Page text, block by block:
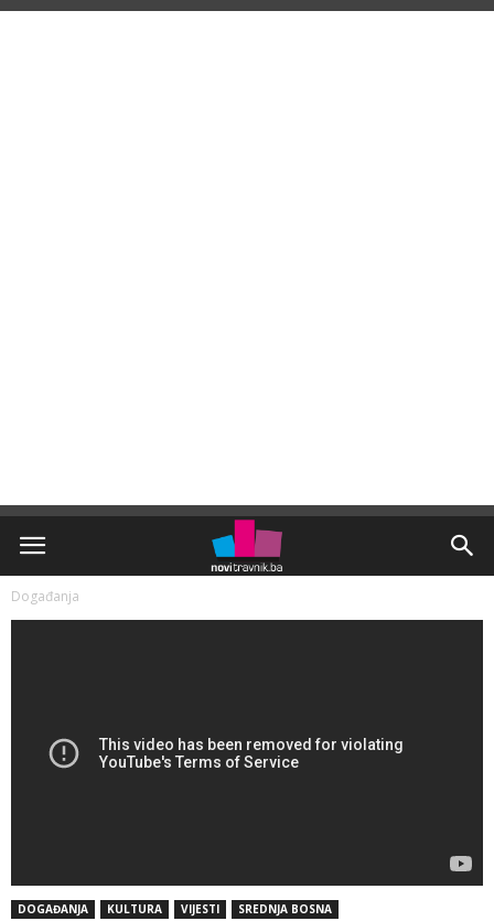
Događanja
DOGAĐANJA KULTURA VIJESTI SREDNJA BOSNA